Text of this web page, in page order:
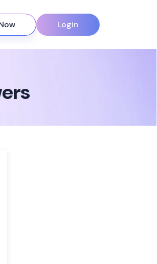
Login